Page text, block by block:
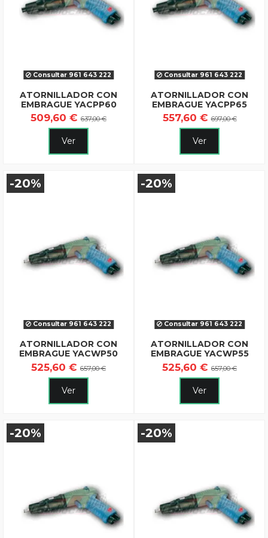
Consultar 961 643 222
ATORNILLADOR CON
EMBRAGUE YACPP60
509,60 € 637,00 €
Ver
Consultar 961 643 222
ATORNILLADOR CON
EMBRAGUE YACPP65
557,60 €697,00 €
Ver
-20%
Consultar 961 643 222
ATORNILLADOR CON
EMBRAGUE YACWP50
525,60 € 657,00 €
Ver
-20%
Consultar 961 643 222
ATORNILLADOR CON
EMBRAGUE YACWP55
525,60 € 657,00 €
Ver
-20% -20%